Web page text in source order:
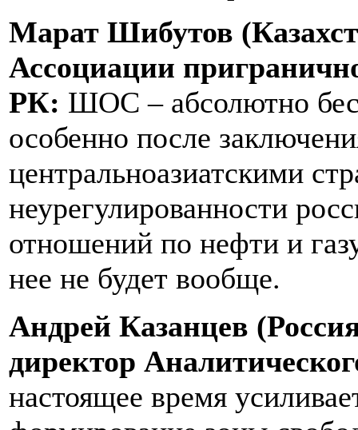
Марат Шибутов
Ассоциации
РК: ШОС – абсолютно
особенно после
центральноазиатскими
неурегулированности
отношений по нефти и
нее не будет вообще.
Андрей Казанцев
директор
настоящее время